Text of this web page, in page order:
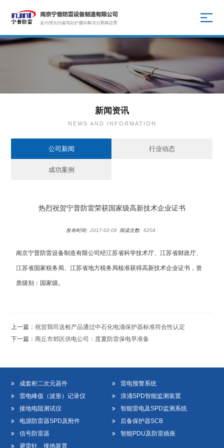
新闻资讯
NEWS AND INFORMATION
公司新闻 行业动态
成功案例
热烈祝贺宁普防雷荣获国家级高新技术企业证书
发布时间: 2017-02-09 阅读次数: 6204
南京宁普防雷设备制造有限公司经江苏省科学技术厅、江苏省财政厅、
江苏省国家税务局、江苏省地方税务局核准获得高新技术企业证书，资
质级别：国家级。
上一篇：祝贺我司送检产品通过中石化电涌保护器标准符合性认定
下一篇：商丘市郊区供电公司：度夏防雷保电早准备
成套柜二次元器件
雷电预警系统
雷电峰值（波形）记录仪
浪涌SPD智能监测装置
接地电阻测试仪
智能雷电及SPD监测系统
电源防雷器SPD及附件
后备保护器SCB
信号防雷器
智能PDU及防雷插座
避雷针、接地装置